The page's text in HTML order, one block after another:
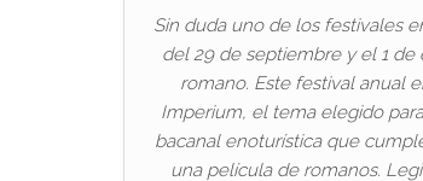
Sin duda uno de los festivales
del 29 de septiembre y el 1 de
romano. Este festival anual
Imperium, el tema elegido
bacanal enoturística que
una película de romanos.